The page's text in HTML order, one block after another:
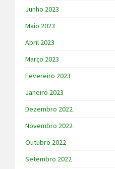
Junho 2023
Maio 2023
Abril 2023
Março 2023
Fevereiro 2023
Janeiro 2023
Dezembro 2022
Novembro 2022
Outubro 2022
Setembro 2022